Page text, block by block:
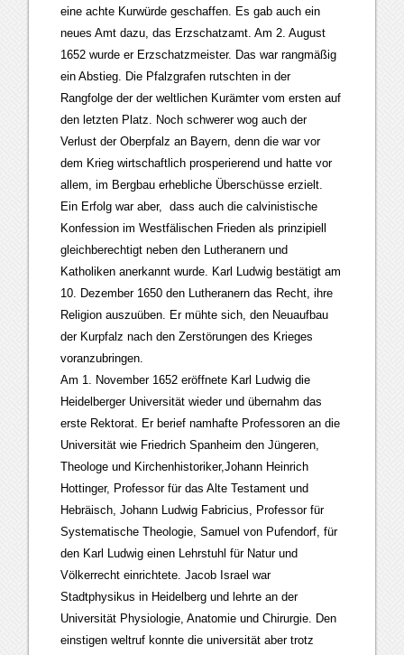
eine achte Kurwürde geschaffen. Es gab auch ein
neues Amt dazu, das Erzschatzamt. Am 2. August
1652 wurde er Erzschatzmeister. Das war rangmäßig
ein Abstieg. Die Pfalzgrafen rutschten in der
Rangfolge der der weltlichen Kurämter vom ersten auf
den letzten Platz. Noch schwerer wog auch der
Verlust der Oberpfalz an Bayern, denn die war vor
dem Krieg wirtschaftlich prosperierend und hatte vor
allem, im Bergbau erhebliche Überschüsse erzielt.
Ein Erfolg war aber, dass auch die calvinistische
Konfession im Westfälischen Frieden als prinzipiell
gleichberechtigt neben den Lutheranern und
Katholiken anerkannt wurde. Karl Ludwig bestätigt am
10. Dezember 1650 den Lutheranern das Recht, ihre
Religion auszuüben. Er mühte sich, den Neuaufbau
der Kurpfalz nach den Zerstörungen des Krieges
voranzubringen.
Am 1. November 1652 eröffnete Karl Ludwig die
Heidelberger Universität wieder und übernahm das
erste Rektorat. Er berief namhafte Professoren an die
Universität wie Friedrich Spanheim den Jüngeren,
Theologe und Kirchenhistoriker,Johann Heinrich
Hottinger, Professor für das Alte Testament und
Hebräisch, Johann Ludwig Fabricius, Professor für
Systematische Theologie, Samuel von Pufendorf, für
den Karl Ludwig einen Lehrstuhl für Natur und
Völkerrecht einrichtete. Jacob Israel war
Stadtphysikus in Heidelberg und lehrte an der
Universität Physiologie, Anatomie und Chirurgie. Den
einstigen weltruf konnte die universität aber trotz